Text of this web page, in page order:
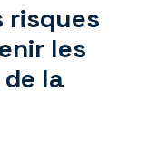
risques
les
la